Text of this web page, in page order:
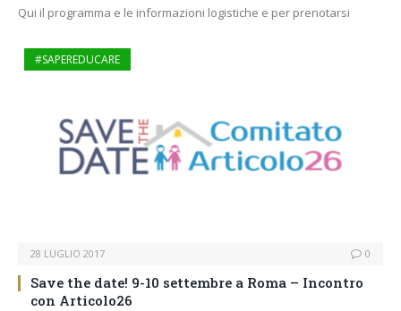
Qui il programma e le informazioni logistiche e per prenotarsi
#SAPEREDUCARE
28 LUGLIO 2017 0
Save the date! 9-10 settembre a Roma – Incontro
con Articolo26